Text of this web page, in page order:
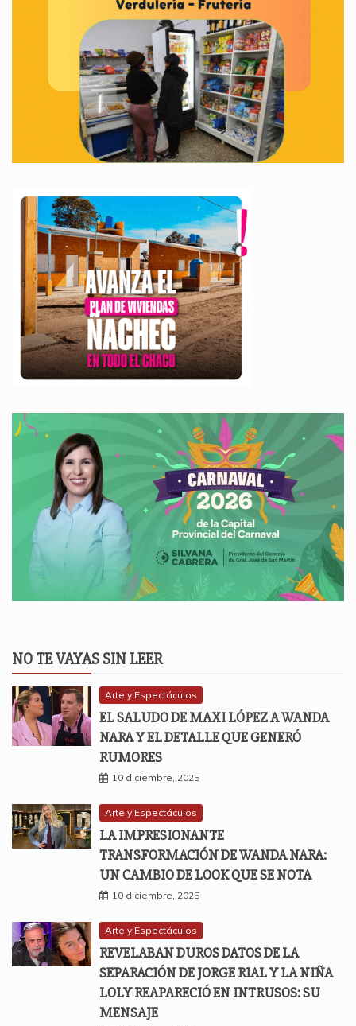
NO TE VAYAS SIN LEER
Arte y Espectáculos
EL SALUDO DE MAXI LÓPEZ A WANDA
NARA Y EL DETALLE QUE GENERÓ
RUMORES
10 diciembre, 2025
Arte y Espectáculos
LA IMPRESIONANTE
TRANSFORMACIÓN DE WANDA NARA:
UN CAMBIO DE LOOK QUE SE NOTA
10 diciembre, 2025
Arte y Espectáculos
REVELABAN DUROS DATOS DE LA
SEPARACIÓN DE JORGE RIAL Y LA NIÑA
LOLY REAPARECIÓ EN INTRUSOS: SU
MENSAJE